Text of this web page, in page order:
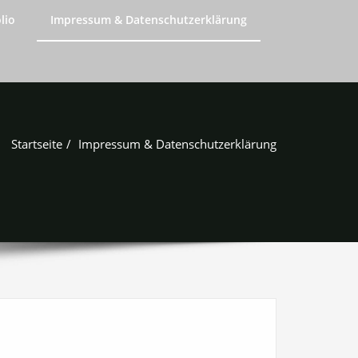
Impressum & Datenschutzerklärung
Startseite Impressum & Datenschutzerklärung